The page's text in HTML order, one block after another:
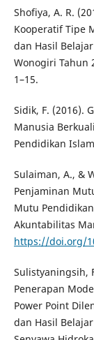
Shofiya, A. R.
Kooperatif Tipe
dan Hasil
Wonogiri Tahun
1–15.
Sidik, F. (2016).
Manusia
Pendidikan
Sulaiman, A., &
Penjaminan
Mutu
Akuntabilitas
https://doi.org/
Sulistyaningsih,
Penerapan
Power Point
dan Hasil